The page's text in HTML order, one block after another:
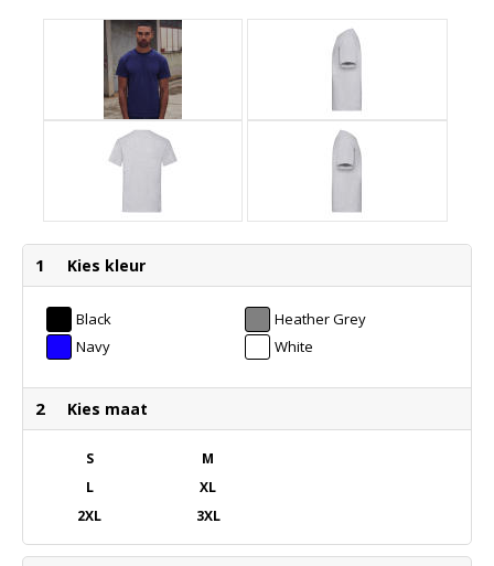
1 Kies kleur
Black
Heather Grey
Navy
White
2 Kies maat
S
M
L
XL
2XL
3XL